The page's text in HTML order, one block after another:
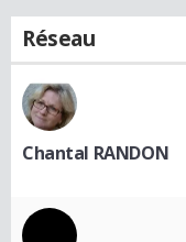
Réseau
Chantal RANDON